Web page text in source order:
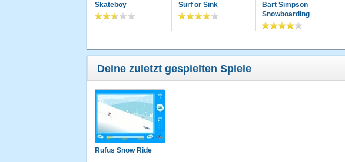
Skateboy Surf or Sink
Bart Simpson
Snowboarding
Deine zuletzt gespielten Spiele
Rufus Snow Ride